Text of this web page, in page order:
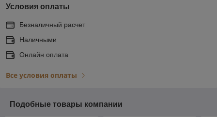
Условия оплаты
Безналичный расчет
Наличными
Онлайн оплата
Все условия оплаты
Подобные товары компании